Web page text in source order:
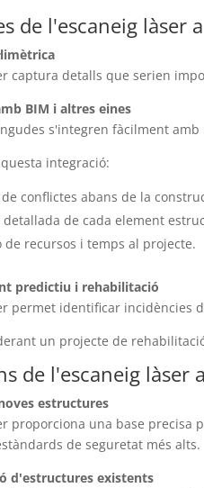
de l'escaneig làser
captura detalls que serien
BIM i altres eines
s'integren fàcilment
integració:
conflictes abans de la
detallada de cada element
de recursos i temps al projecte.
predictiu i rehabilitació
permet identificar
un projecte de
de l'escaneig làser
estructures
proporciona una base precisa
de seguretat més alts.
d'estructures existents